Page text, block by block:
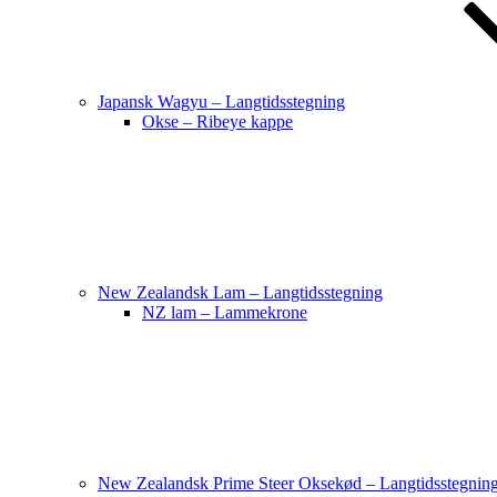
Japansk Wagyu – Langtidsstegning
Okse – Ribeye kappe
New Zealandsk Lam – Langtidsstegning
NZ lam – Lammekrone
New Zealandsk Prime Steer Oksekød –